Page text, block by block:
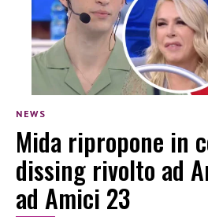
NEWS
Mida ripropone in
dissing rivolto ad
ad Amici 23